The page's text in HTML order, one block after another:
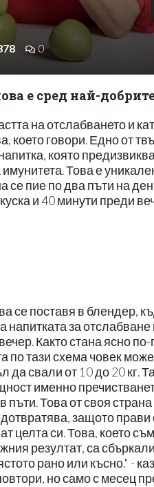
0
е сред най-добрите
на отслабването и
което говори. Едно от
която
Това е
пие по два пъти на
и 40 минути преди
се поставя в блендер,
напитката за
Както стана ясно
по тази схема човек
да свали от 10 до 20 кг.
именно
Това от своя
защото
целта си. Това, което
резултат, са
рано или късно." -
но само с месец